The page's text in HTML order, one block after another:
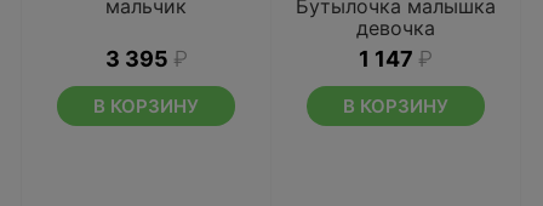
мальчик
3 395 ₽
В КОРЗИНУ
Бутылочка малышка
девочка
1 147 ₽
В КОРЗИНУ